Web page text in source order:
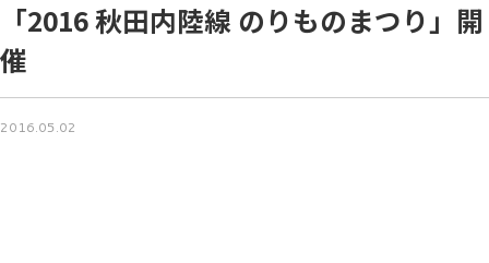
「2016 秋田内陸線 のりものまつり」開
催
2016.05.02